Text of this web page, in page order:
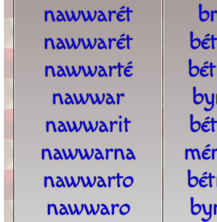
nawwarét
nawwarét
nawwarté
nawwar
nawwarit
nawwarna
nawwarto
nawwaro